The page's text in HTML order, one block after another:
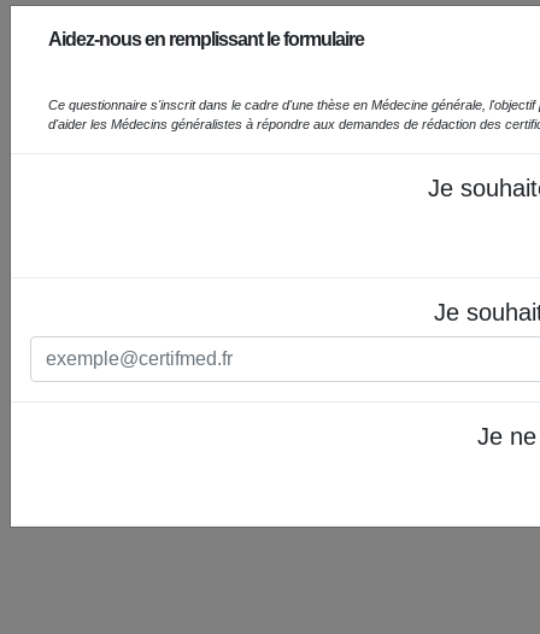
Aidez-nous en remplissant le formulaire
Ce questionnaire s'inscrit dans le cadre d'une thèse en Médecine générale,
d'aider les Médecins généralistes à répondre aux demandes de rédaction des
Je
Je
Je